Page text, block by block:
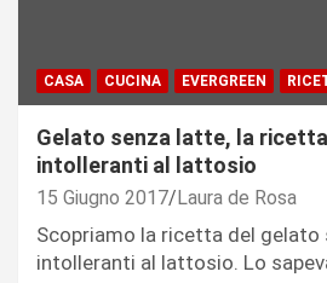
CASA CUCINA EVERGREEN
Gelato senza latte, la
intolleranti al lattosio
15 Giugno 2017 Laura de Rosa
Scopriamo la ricetta del gelato
intolleranti al lattosio. Lo